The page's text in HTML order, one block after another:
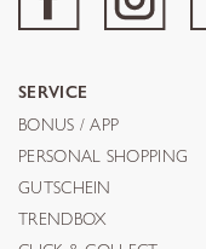
SERVICE
BONUS / APP
PERSONAL SHOPPING
GUTSCHEIN
TRENDBOX